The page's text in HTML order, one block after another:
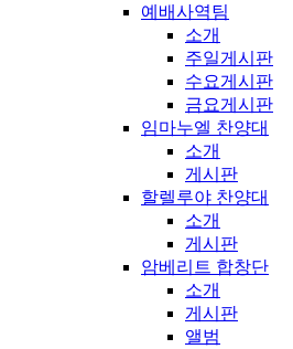
예배사역팀
소개
주일게시판
수요게시판
금요게시판
임마누엘 찬양대
소개
게시판
할렐루야 찬양대
소개
게시판
암베리트 합창단
소개
게시판
앨범